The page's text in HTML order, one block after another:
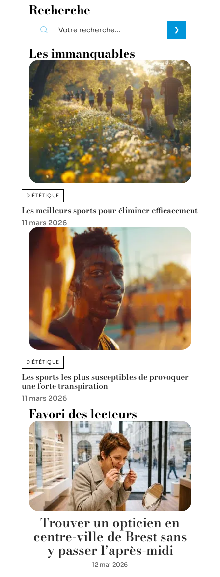
Recherche
Les immanquables
DIÉTÉTIQUE
Les meilleurs sports pour éliminer efficacement
11 mars 2026
DIÉTÉTIQUE
Les sports les plus susceptibles de provoquer
une forte transpiration
11 mars 2026
Favori des lecteurs
Trouver un opticien en
centre-ville de Brest sans
y passer l’après-midi
12 mai 2026